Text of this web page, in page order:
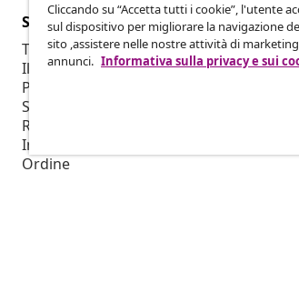
Servizio clienti
Traccia il tuo ordine
Il mio account
Pagamento
Spedizione e Consegna
Ritorno
Informazioni sul prodotto
Ordine
Cliccando su “Accetta tutti i cookie”, l'utente
sul dispositivo per migliorare la navigazione
sito ,assistere nelle nostre attività di
annunci. Informativa sulla privacy e sui